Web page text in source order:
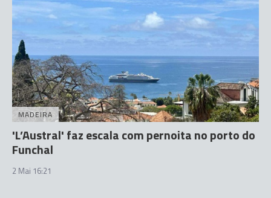
MADEIRA
'L’Austral' faz escala com pernoita no porto do
Funchal
2 Mai 16:21